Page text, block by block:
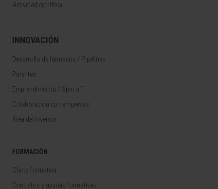
Actividad científica
INNOVACIÓN
Desarrollo de fármacos / Pipelines
Patentes
Emprendimiento / Spin off
Colaboración con empresas
Área del Inversor
FORMACIÓN
Oferta formativa
Contratos y ayudas formativas